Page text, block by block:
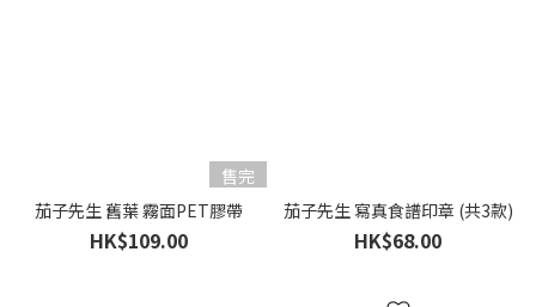
售完
茄子先生 舊葉 霧面PET膠帶
HK$109.00
茄子先生 寫真食譜印章 (共3款)
HK$68.00